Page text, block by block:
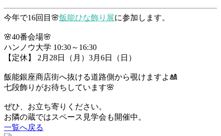
今年で16回目 🌸飯能ひな飾り展に参加します。
🌸40番会場🌸
ハンノウ大学 10:30～16:30
【定休】 2月28日（月）3月6日（日）
飯能銀座商店街へ抜ける道路側から覗けますよ🎎
七段飾り がお待ちしています🌸
ぜひ、お立ち寄りください。
お隣の蔵ではスペース見学会も開催中。
一覧へ戻る